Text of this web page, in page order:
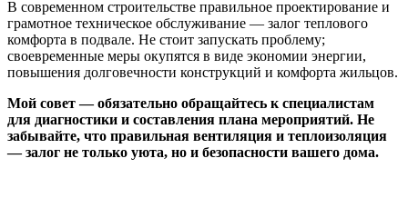
В современном строительстве правильное проектирование и
грамотное техническое обслуживание — залог теплового
комфорта в подвале. Не стоит запускать проблему;
своевременные меры окупятся в виде экономии энергии,
повышения долговечности конструкций и комфорта жильцов.
Мой совет — обязательно обращайтесь к специалистам
для диагностики и составления плана мероприятий. Не
забывайте, что правильная вентиляция и теплоизоляция
— залог не только уюта, но и безопасности вашего дома.